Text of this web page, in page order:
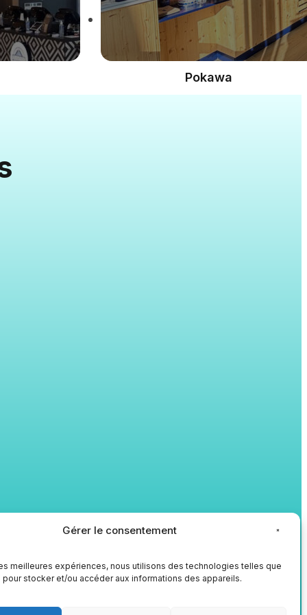
Gérer le consentement
meilleures expériences, nous utilisons des technologies telles que
stocker et/ou accéder aux informations des appareils.
Pokawa